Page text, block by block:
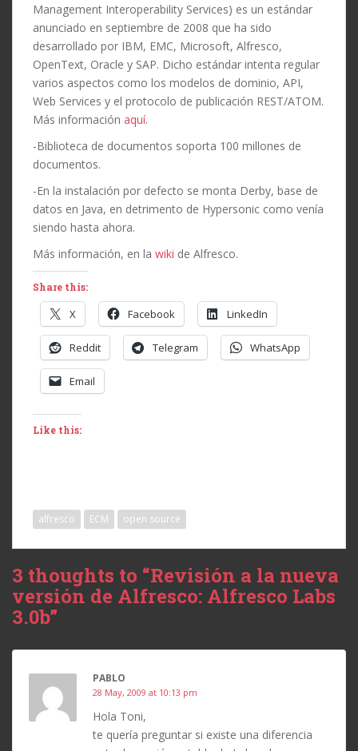
Management Interoperability Services) es un estándar
anunciado en septiembre de 2008 que ha sido
desarrollado por IBM, EMC, Microsoft, Alfresco,
OpenText, Oracle y SAP. Dicho estándar intenta regular
varios aspectos como los modelos de dominio, API,
Web Services y el protocolo de publicación REST/ATOM.
Más información aquí.
-Biblioteca de documentos soporta 100 millones de
documentos.
-En la instalación por defecto se monta Derby, base de
datos en Java, en detrimento de Hypersonic como venía
siendo hasta ahora.
Más información, en la wiki de Alfresco.
Share this:
X Facebook LinkedIn
Reddit Telegram WhatsApp
Email
Like this:
alfresco ECM open source
3 thoughts to “Revisión a la nueva
versión de Alfresco: Alfresco Labs
3.0b”
PABLO
28 May, 2009 at 10:13 pm
Hola Toni,
te quería preguntar si existe una diferencia